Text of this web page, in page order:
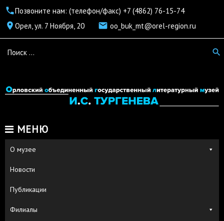
callПозвоните нам: (телефон/факс) +7 (4862) 76-15-74
place Орел, ул. 7 Ноября, 20 mail oo_buk_mt@orel-region.ru
search
МЕНЮ
О музее
Новости
Публикации
Филиалы